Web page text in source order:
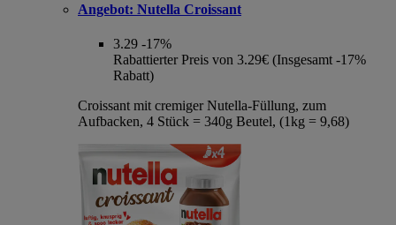
Angebot: Nutella Croissant
3.29 -17%
Rabattierter Preis von 3.29€ (Insgesamt -17%
Rabatt)
Croissant mit cremiger Nutella-Füllung, zum
Aufbacken, 4 Stück = 340g Beutel, (1kg = 9,68)